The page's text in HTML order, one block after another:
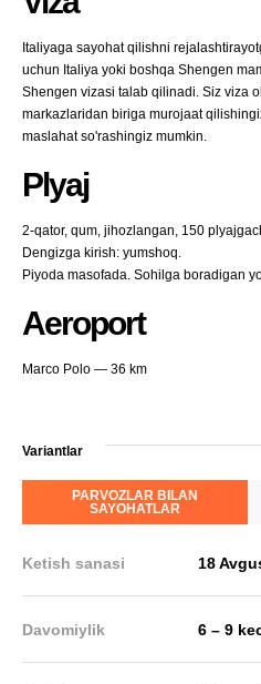
Italiyaga sayohat qilishni
uchun Italiya yoki boshqa Shengen
Shengen vizasi talab qilinadi. Siz viza
markazlaridan biriga murojaat
maslahat so'rashingiz mumkin.
Plyaj
2-qator, qum, jihozlangan, 150
Dengizga kirish: yumshoq.
Piyoda masofada. Sohilga boradigan
Aeroport
Marco Polo — 36 km
Variantlar
PARVOZLAR BILAN
SAYOHATLAR
Ketish sanasi 18
Davomiylik 6 – 9